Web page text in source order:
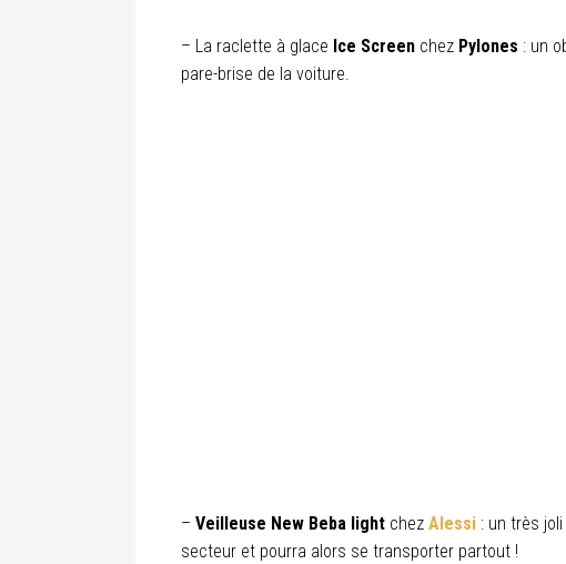
– La raclette à glace Ice Screen chez Pylones : un
pare-brise de la voiture.
– Veilleuse New Beba light chez Alessi : un très
secteur et pourra alors se transporter partout !